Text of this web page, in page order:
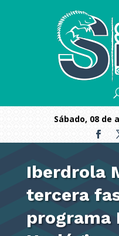
sábado, 08 de
Iberdrola
tercera
programa